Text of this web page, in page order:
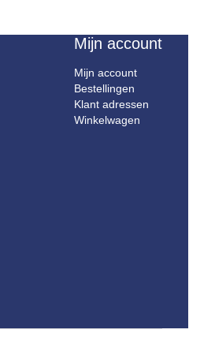
Mijn account
Mijn account
Bestellingen
Klant adressen
Winkelwagen